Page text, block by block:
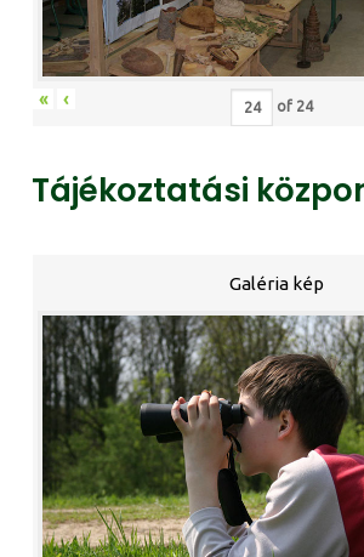
« ‹ of 24
Tájékoztatási
Galéria kép